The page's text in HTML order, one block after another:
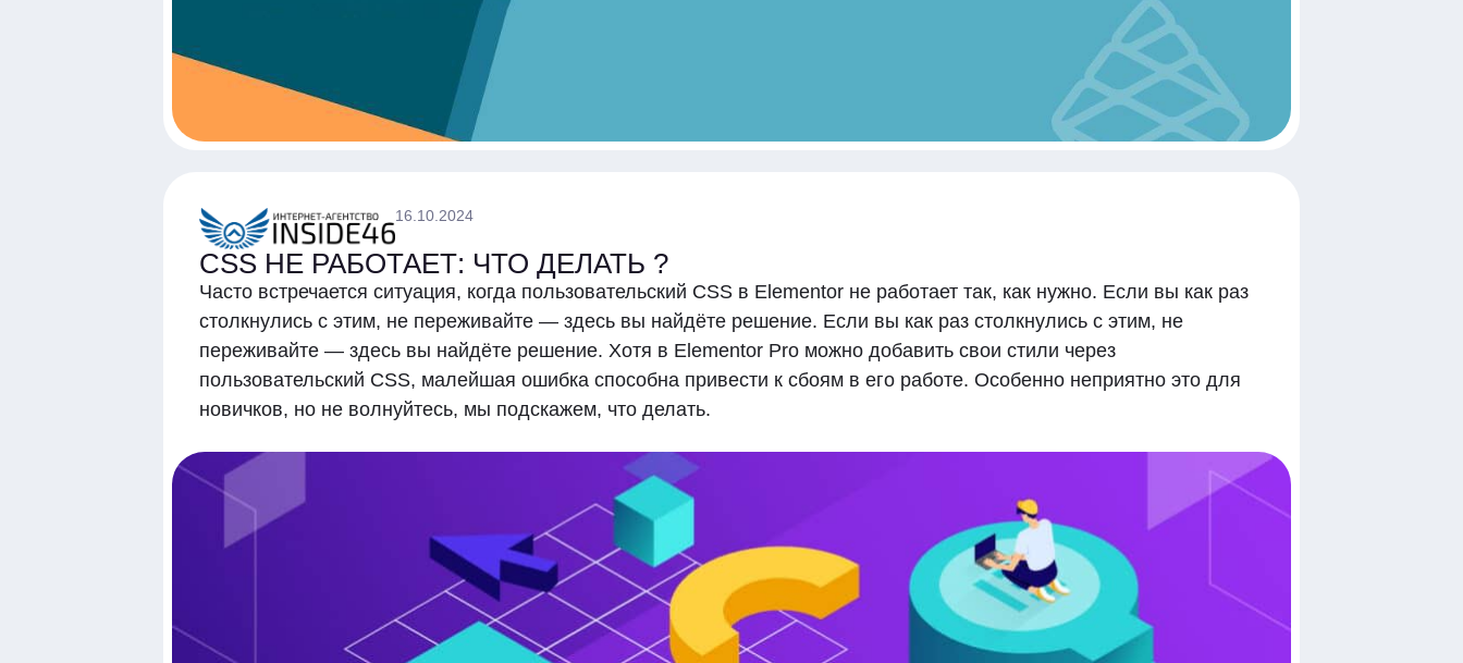
16.10.2024
CSS НЕ РАБОТАЕТ: ЧТО ДЕЛАТЬ ?
Часто встречается ситуация, когда пользовательский CSS в Elementor не работает так, как нужно. Если вы как раз
столкнулись с этим, не переживайте — здесь вы найдёте решение. Если вы как раз столкнулись с этим, не
переживайте — здесь вы найдёте решение. Хотя в Elementor Pro можно добавить свои стили через
пользовательский CSS, малейшая ошибка способна привести к сбоям в его работе. Особенно неприятно это для
новичков, но не волнуйтесь, мы подскажем, что делать.